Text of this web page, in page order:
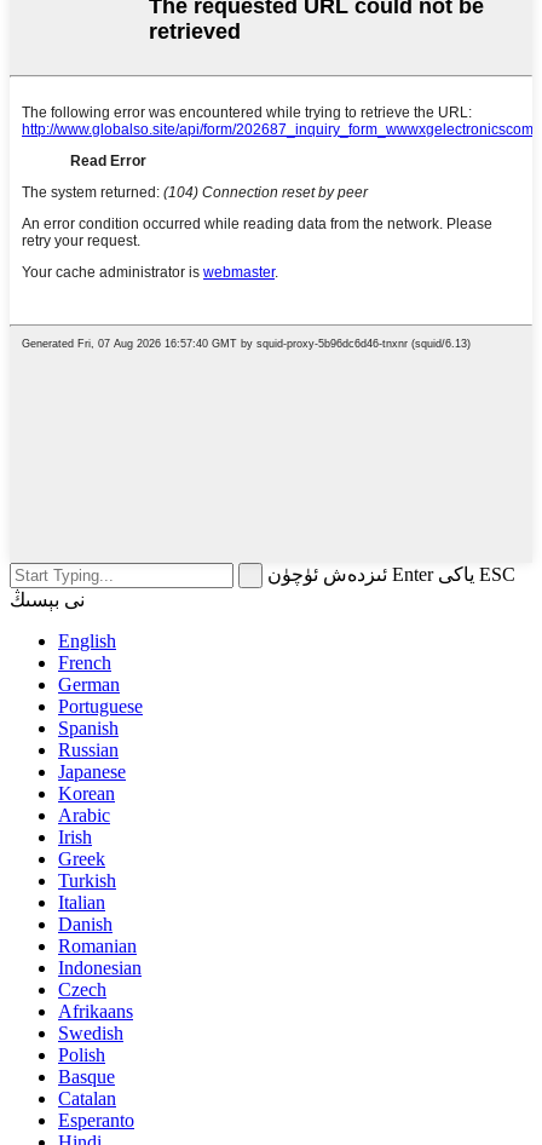
ئىزدەش ئۈچۈن Enter ياكى ESC
نى بېسىڭ
English
French
German
Portuguese
Spanish
Russian
Japanese
Korean
Arabic
Irish
Greek
Turkish
Italian
Danish
Romanian
Indonesian
Czech
Afrikaans
Swedish
Polish
Basque
Catalan
Esperanto